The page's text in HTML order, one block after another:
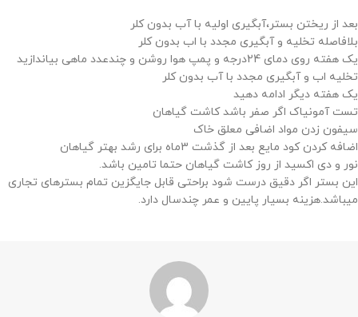
بعد از ریختن بستر،آبگیری اولیه با آب بدون کلر
بلافاصله تخلیه و آبگیری مجدد با اب بدون کلر
یک هفته روی دمای 24درجه و پمپ هوا روشن و چندعدد ماهی بیاندازید
تخلیه اب و آبگیری مجدد با آب بدون کلر
یک هفته دیگر ادامه دهید
تست آمونیاک اگر صفر باشد کاشت گیاهان
سیفون زدن مواد اضافی معلق خاک
اضافه کردن کود مایع بعد از گذشت 3ماه برای رشد بهتر گیاهان
نور و دی اکسید از روز کاشت گیاهان حتما تامین باشد.
این بستر اگر دقیق درست شود براحتی قابل جایگزین تمام بسترهای تجاری
میباشد.هزینه بسیار پایین و عمر چندسال دارد.